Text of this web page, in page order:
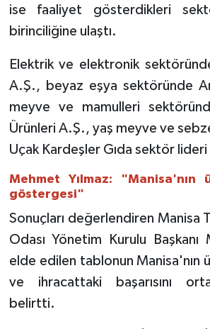
ise faaliyet gösterdikleri
birinciliğine ulaştı.
Elektrik ve elektronik
A.Ş., beyaz eşya sektöründe
meyve ve mamulleri
Ürünleri A.Ş., yaş meyve ve
Uçak Kardeşler Gıda sektör lideri
Mehmet Yılmaz: "Manisa'nın
göstergesi"
Sonuçları değerlendiren Manisa
Odası Yönetim Kurulu Başkanı
elde edilen tablonun Manisa'nın
ve ihracattaki başarısını
belirtti.